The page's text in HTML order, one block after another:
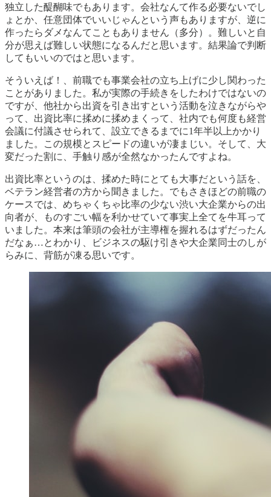
独立した醍醐味でもあります。会社なんて作る必要ないでし
ょとか、任意団体でいいじゃんという声もありますが、逆に
作ったらダメなんてこともありません（多分）。難しいと自
分が思えば難しい状態になるんだと思います。結果論で判断
してもいいのではと思います。
そういえば！、前職でも事業会社の立ち上げに少し関わった
ことがありました。私が実際の手続きをしたわけではないの
ですが、他社から出資を引き出すという活動を泣きながらや
って、出資比率に揉めに揉めまくって、社内でも何度も経営
会議に付議させられて、設立できるまでに1年半以上かかり
ました。この規模とスピードの違いが凄まじい。そして、大
変だった割に、手触り感が全然なかったんですよね。
出資比率というのは、揉めた時にとても大事だという話を、
ベテラン経営者の方から聞きました。でもさきほどの前職の
ケースでは、めちゃくちゃ比率の少ない渋い大企業からの出
向者が、ものすごい幅を利かせていて事実上全てを牛耳って
いました。本来は筆頭の会社が主導権を握れるはずだったん
だなぁ…とわかり、ビジネスの駆け引きや大企業同士のしが
らみに、背筋が凍る思いです。